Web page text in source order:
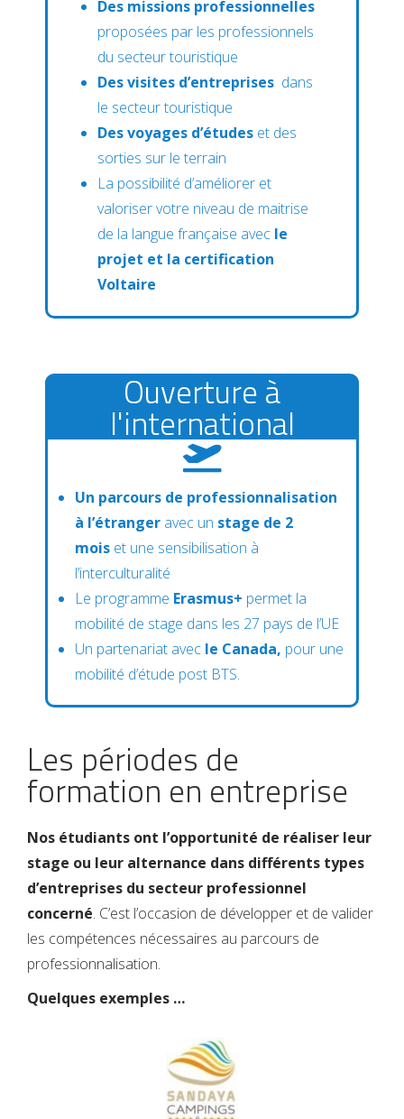
Des missions professionnelles
proposées par les professionnels
du secteur touristique
Desvisites d’entreprises dans
le secteur touristique
Des voyages d’études et des
sorties sur le terrain
La possibilité d’améliorer et
valoriser votre niveau de maitrise
de la langue française avec le
projet et la certification
Voltaire
Ouverture à
l'international
Un parcours de professionnalisation
à l’étranger avec un stage de 2
mois et une sensibilisation à
l’interculturalité
Le programme Erasmus+ permet la
mobilité de stage dans les 27 pays de l’UE
Un partenariat avec le Canada, pour une
mobilité d’étude post BTS.
Les périodes de
formation en entreprise
Nos étudiants ont l’opportunité de réaliser leur
stage ou leur alternance dans différents types
d’entreprises du secteur professionnel
concerné. C’est l’occasion de développer et de valider
les compétences nécessaires au parcours de
professionnalisation.
Quelques exemples …